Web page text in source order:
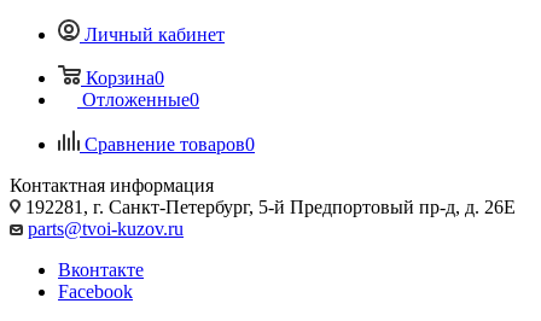
Личный кабинет
Корзина0
Отложенные0
Сравнение товаров0
Контактная информация
192281, г. Санкт-Петербург, 5-й Предпортовый пр-д, д. 26Е
parts@tvoi-kuzov.ru
Вконтакте
Facebook